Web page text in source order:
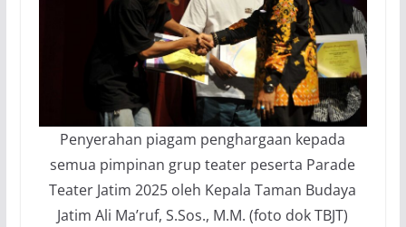
Penyerahan piagam penghargaan kepada
semua pimpinan grup teater peserta Parade
Teater Jatim 2025 oleh Kepala Taman Budaya
Jatim Ali Ma’ruf, S.Sos., M.M. (foto dok TBJT)